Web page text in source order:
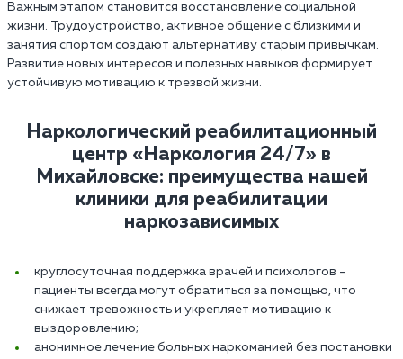
Важным этапом становится восстановление социальной
жизни. Трудоустройство, активное общение с близкими и
занятия спортом создают альтернативу старым привычкам.
Развитие новых интересов и полезных навыков формирует
устойчивую мотивацию к трезвой жизни.
Наркологический реабилитационный
центр «Наркология 24/7»‎ в
Михайловске: преимущества нашей
клиники для реабилитации
наркозависимых
круглосуточная поддержка врачей и психологов –
пациенты всегда могут обратиться за помощью, что
снижает тревожность и укрепляет мотивацию к
выздоровлению;
анонимное лечение больных наркоманией без постановки